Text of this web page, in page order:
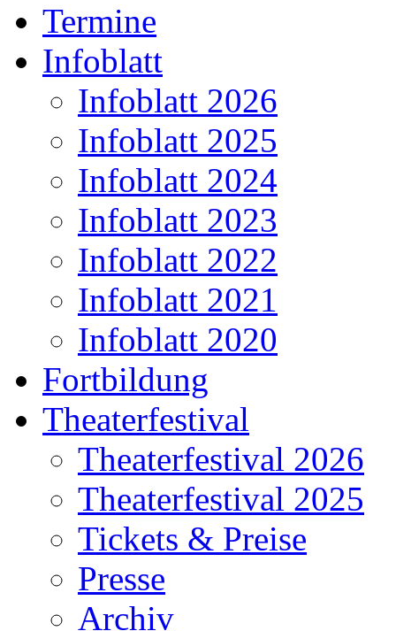
Termine
Infoblatt
Infoblatt 2026
Infoblatt 2025
Infoblatt 2024
Infoblatt 2023
Infoblatt 2022
Infoblatt 2021
Infoblatt 2020
Fortbildung
Theaterfestival
Theaterfestival 2026
Theaterfestival 2025
Tickets & Preise
Presse
Archiv